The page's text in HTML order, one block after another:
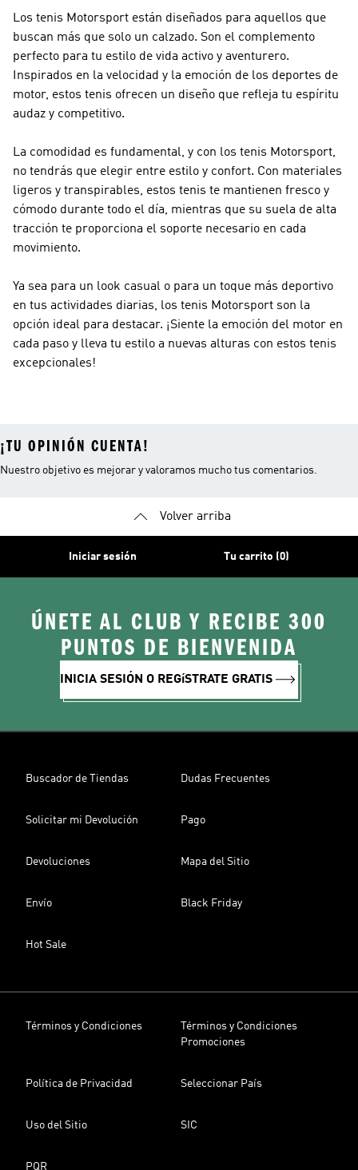
Los tenis Motorsport están diseñados para aquellos que
buscan más que solo un calzado. Son el complemento
perfecto para tu estilo de vida activo y aventurero.
Inspirados en la velocidad y la emoción de los deportes de
motor, estos tenis ofrecen un diseño que refleja tu espíritu
audaz y competitivo.
La comodidad es fundamental, y con los tenis Motorsport,
no tendrás que elegir entre estilo y confort. Con materiales
ligeros y transpirables, estos tenis te mantienen fresco y
cómodo durante todo el día, mientras que su suela de alta
tracción te proporciona el soporte necesario en cada
movimiento.
Ya sea para un look casual o para un toque más deportivo
en tus actividades diarias, los tenis Motorsport son la
opción ideal para destacar. ¡Siente la emoción del motor en
cada paso y lleva tu estilo a nuevas alturas con estos tenis
excepcionales!
¡TU OPINIÓN CUENTA!
Nuestro objetivo es mejorar y valoramos mucho tus comentarios.
Volver arriba
Iniciar sesión Tu carrito (0)
ÚNETE AL CLUB Y RECIBE 300
PUNTOS DE BIENVENIDA
INICIA SESIÓN O REGíSTRATE GRATIS
Buscador de Tiendas Dudas Frecuentes
Solicitar mi Devolución Pago
Devoluciones Mapa del Sitio
Envío Black Friday
Hot Sale
Términos y Condiciones
Términos y Condiciones
Promociones
Política de Privacidad Seleccionar País
Uso del Sitio SIC
PQR